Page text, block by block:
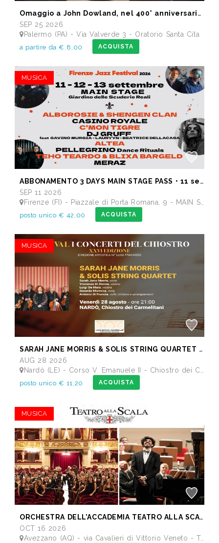
Omaggio a John Dowland, nel 400° anniversario della morte
SEP 25 2026
Palermo (PA) - Via Valverde 3 - Oratorio Santa Cita
a partire da € 8,00 ACQUISTA
MUSICA
ABBONAMENTO 3 DAYS MAIN STAGE PASS • 11 settembre: Alborosie & Shengen Clan, DJ Gruff feat Gavino Murgia - Lauryyn - Beatrice Dellacasa, after party Dj Gruff • 12 settembre: Altea, Pellegrino, Casino Royale • 13 settembre: Meraz, Teho Teardo & Blixa Bargeld, C'Mon Tigre
SEP 11 2026
Firenze (FI) - Piazzale di Porta Romana, 9 - MAIN STAGE - Giardino delle Scuderie Reali
posto unico € 42,00 ACQUISTA
MUSICA
SARAH JANE MORRIS & SOLIS STRING QUARTET - Festival I Concerti del Chiostro
AUG 28 2026
Nardò (LE) - Corso V. Emanuele II - Chiostro dei Carmelitani
posto unico € 11,20 ACQUISTA
MUSICA
ORCHESTRA DELL’ACCADEMIA TEATRO ALLA SCALA di Milano
OCT 16 2026
Avezzano (AQ) - via Cavalieri di Vittorio Veneto - Teatro dei Marsi